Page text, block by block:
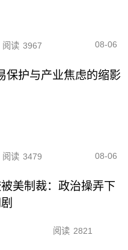
阅读 3967 08-06
保护与产业焦虑的缩影
阅读 3479 08-06
美制裁：政治操弄下
阅读 2821